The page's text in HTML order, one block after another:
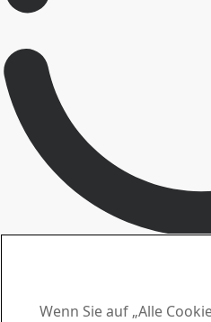
Wenn Sie auf „Alle